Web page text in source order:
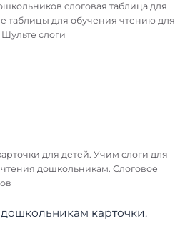
слоговая таблица для
таблицы для обучения чтению для
слоги
для детей. Учим слоги для
чтения дошкольникам. Слоговое